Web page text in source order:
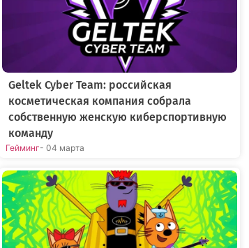
Geltek Cyber Team: российская
косметическая компания собрала
собственную женскую киберспортивную
команду
Гейминг- 04 марта